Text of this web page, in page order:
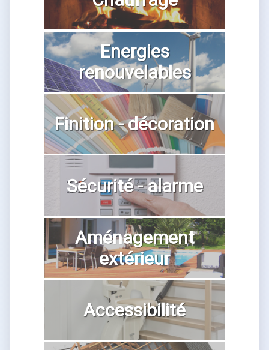
Energies
renouvelables
Finition - décoration
Sécurité - alarme
Aménagement
extérieur
Accessibilité